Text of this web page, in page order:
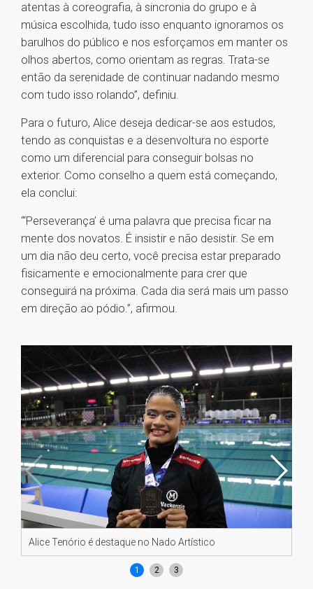
atentas à coreografia, à sincronia do grupo e à
música escolhida, tudo isso enquanto ignoramos os
barulhos do público e nos esforçamos em manter os
olhos abertos, como orientam as regras. Trata-se
então da serenidade de continuar nadando mesmo
com tudo isso rolando”, definiu.
Para o futuro, Alice deseja dedicar-se aos estudos,
tendo as conquistas e a desenvoltura no esporte
como um diferencial para conseguir bolsas no
exterior. Como conselho a quem está começando,
ela conclui:
“‘Perseverança’ é uma palavra que precisa ficar na
mente dos novatos. É insistir e não desistir. Se em
um dia não deu certo, você precisa estar preparado
fisicamente e emocionalmente para crer que
conseguirá na próxima. Cada dia será mais um passo
em direção ao pódio.”, afirmou.
Alice Tenório é destaque no Nado Artístico
1 2 3